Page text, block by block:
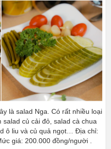
là salad Nga. Có rất nhiều loại
củ cải đỏ, salad cà chua
ô liu và củ quả ngọt… Địa chỉ:
giá: 200.000 đồng/người .